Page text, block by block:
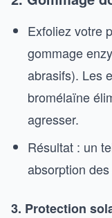
Exfoliez votre
gommage
abrasifs). Les
bromélaïne
agresser.
Résultat : un
absorption
3. Protection